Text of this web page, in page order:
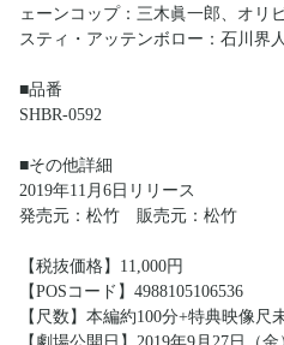
ェーンコップ：三木眞一郎、オリ
スティ・アッテンボロー：石川界
■品番
SHBR‐0592
■その他詳細
2019年11月6日リリース
発売元：松竹 販売元：松竹
【税抜価格】11,000円
【POSコード】4988105106536
【尺数】本編約100分+特典映像尺